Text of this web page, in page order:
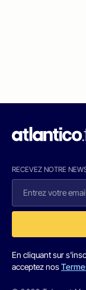
RECEVEZ NOTRE
En cliquant sur
acceptez nos